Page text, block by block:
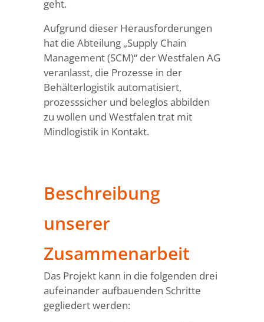
geht.
Aufgrund dieser Herausforderungen
hat die Abteilung „Supply Chain
Management (SCM)“ der Westfalen AG
veranlasst, die Prozesse in der
Behälterlogistik automatisiert,
prozesssicher und beleglos abbilden
zu wollen und Westfalen trat mit
Mindlogistik in Kontakt.
Beschreibung
unserer
Zusammenarbeit
Das Projekt kann in die folgenden drei
aufeinander aufbauenden Schritte
gegliedert werden: